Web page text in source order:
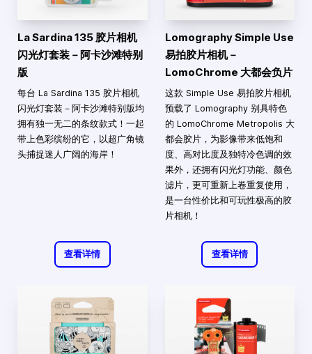
La Sardina 135 胶片相机
闪光灯套装－阿卡沙滩特别
版
每台 La Sardina 135 胶片相机
闪光灯套装－阿卡沙滩特别版均
拥有独一无二的条纹款式！一起
带上色彩缤纷的它，以超广角镜
头捕捉迷人广阔的海岸！
查看详情
Lomography Simple Use
易拍胶片相机－
LomoChrome 大都会负片
这款 Simple Use 易拍胶片相机
预载了 Lomography 别具特色
的 LomoChrome Metropolis 大
都会胶片，为影像带来低饱和
度、高对比度及独特冷色调的效
果外，还拥有闪光灯功能、颜色
滤片，更可重新上卷重复使用，
是一台性价比和可玩性极高的胶
片相机！
查看详情